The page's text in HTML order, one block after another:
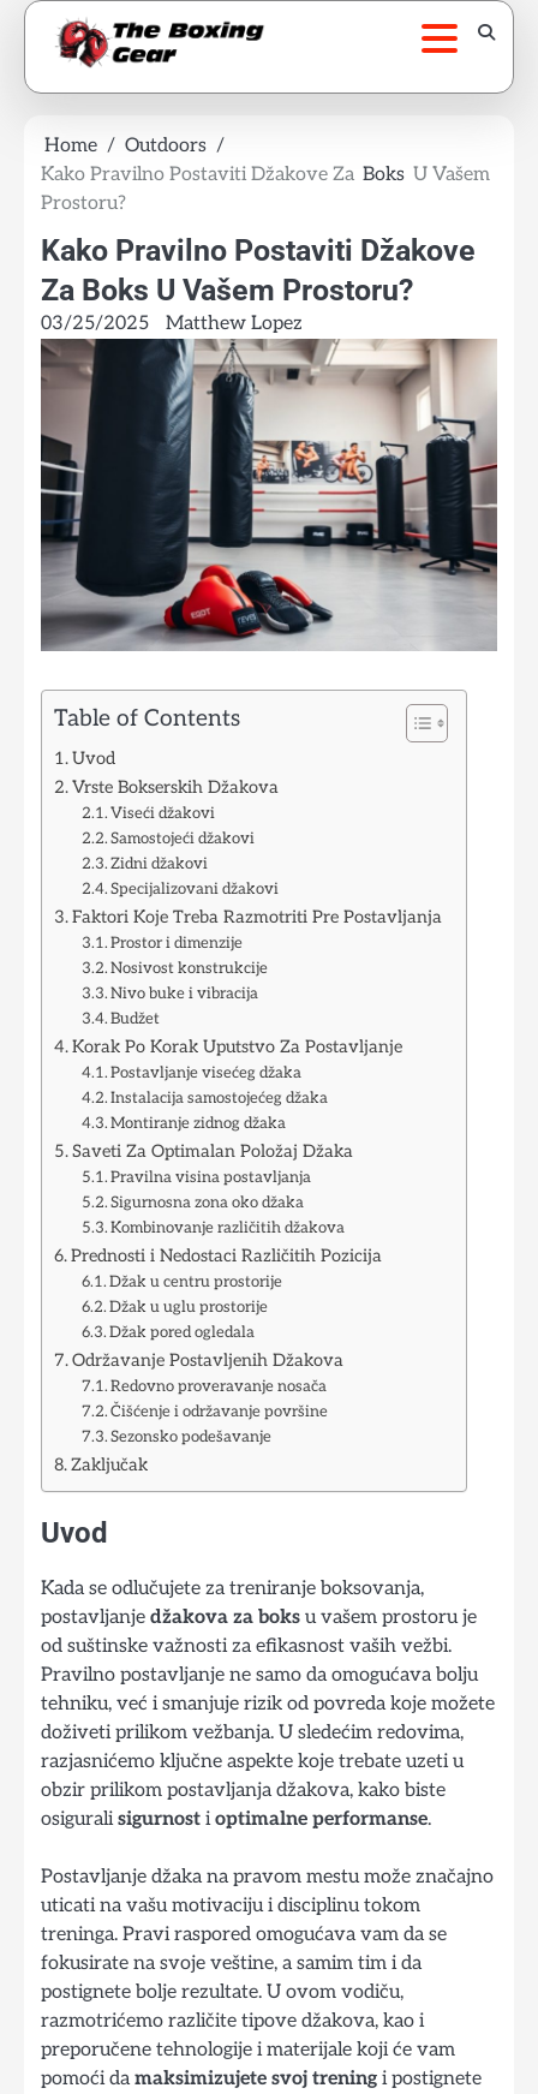
Skip
Home
Outdoors
Kako Pravilno Postaviti Džakove Za Boks U Vašem
Prostoru?
Kako Pravilno Postaviti Džakove
Za Boks U Vašem Prostoru?
03/25/2025 Matthew Lopez
Table of Contents
Uvod
Vrste Bokserskih Džakova
Viseći džakovi
Samostojeći džakovi
Zidni džakovi
Specijalizovani džakovi
Faktori Koje Treba Razmotriti Pre Postavljanja
Prostor i dimenzije
Nosivost konstrukcije
Nivo buke i vibracija
Budžet
Korak Po Korak Uputstvo Za Postavljanje
Postavljanje visećeg džaka
Instalacija samostojećeg džaka
Montiranje zidnog džaka
Saveti Za Optimalan Položaj Džaka
Pravilna visina postavljanja
Sigurnosna zona oko džaka
Kombinovanje različitih džakova
Prednosti i Nedostaci Različitih Pozicija
Džak u centru prostorije
Džak u uglu prostorije
Džak pored ogledala
Održavanje Postavljenih Džakova
Redovno proveravanje nosača
Čišćenje i održavanje površine
Sezonsko podešavanje
Zaključak
Uvod
Kada se odlučujete za treniranje boksovanja,
postavljanje džakova za boks u vašem prostoru je
od suštinske važnosti za efikasnost vaših vežbi.
Pravilno postavljanje ne samo da omogućava bolju
tehniku, već i smanjuje rizik od povreda koje možete
doživeti prilikom vežbanja. U sledećim redovima,
razjasnićemo ključne aspekte koje trebate uzeti u
obzir prilikom postavljanja džakova, kako biste
osiguralisigurnost ioptimalne performanse.
Postavljanje džaka na pravom mestu može značajno
uticati na vašu motivaciju i disciplinu tokom
treninga. Pravi raspored omogućava vam da se
fokusirate na svoje veštine, a samim tim i da
postignete bolje rezultate. U ovom vodiču,
razmotrićemo različite tipove džakova, kao i
preporučene tehnologije i materijale koji će vam
pomoći damaksimizujete svoj trening i postignete